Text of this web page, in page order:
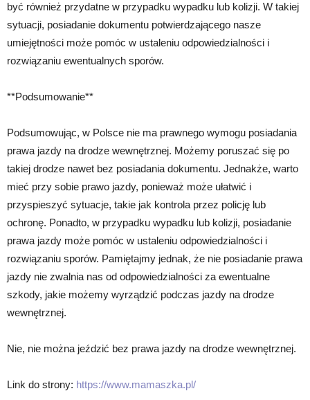
być również przydatne w przypadku wypadku lub kolizji. W takiej
sytuacji, posiadanie dokumentu potwierdzającego nasze
umiejętności może pomóc w ustaleniu odpowiedzialności i
rozwiązaniu ewentualnych sporów.
**Podsumowanie**
Podsumowując, w Polsce nie ma prawnego wymogu posiadania
prawa jazdy na drodze wewnętrznej. Możemy poruszać się po
takiej drodze nawet bez posiadania dokumentu. Jednakże, warto
mieć przy sobie prawo jazdy, ponieważ może ułatwić i
przyspieszyć sytuacje, takie jak kontrola przez policję lub
ochronę. Ponadto, w przypadku wypadku lub kolizji, posiadanie
prawa jazdy może pomóc w ustaleniu odpowiedzialności i
rozwiązaniu sporów. Pamiętajmy jednak, że nie posiadanie prawa
jazdy nie zwalnia nas od odpowiedzialności za ewentualne
szkody, jakie możemy wyrządzić podczas jazdy na drodze
wewnętrznej.
Nie, nie można jeździć bez prawa jazdy na drodze wewnętrznej.
Link do strony: https://www.mamaszka.pl/